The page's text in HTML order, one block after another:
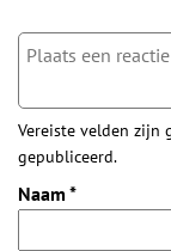
Vereiste velden zijn
gepubliceerd.
Naam *